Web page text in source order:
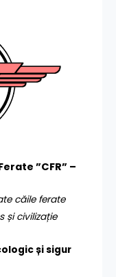
”CFR” –
căile ferate
și civilizație
și sigur